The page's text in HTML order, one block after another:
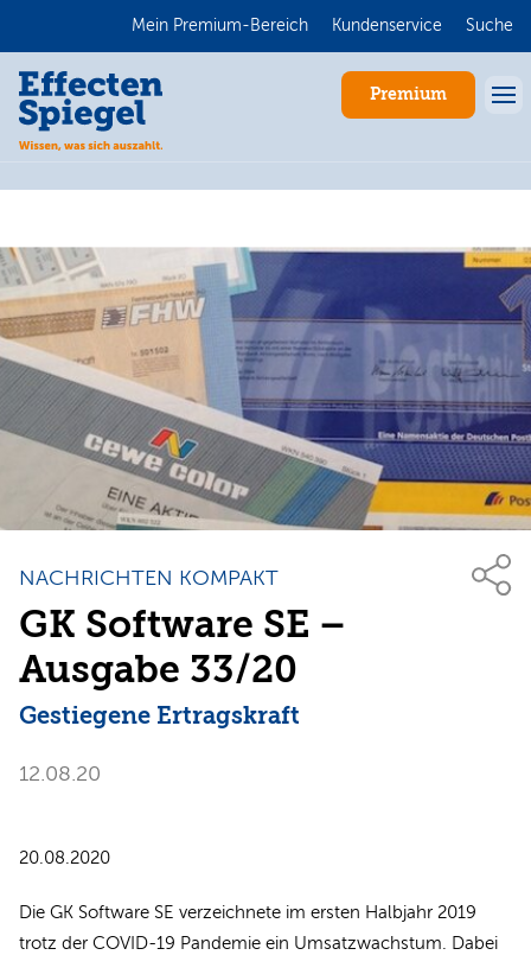
Mein Premium-Bereich Kundenservice Suche
Premium
NACHRICHTEN KOMPAKT
GK Software SE –
Ausgabe 33/20
Gestiegene Ertragskraft
12.08.20
20.08.2020
Die GK Software SE verzeichnete im ersten Halbjahr 2019
trotz der COVID-19 Pandemie ein Umsatzwachstum. Dabei
Anmelden